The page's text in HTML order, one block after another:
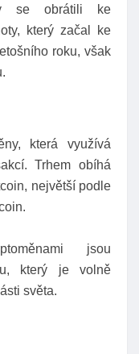
se obrátili ke
který začal ke
roku, však
která využívá
Trhem obíhá
největší podle
jsou
který je volně
světa.